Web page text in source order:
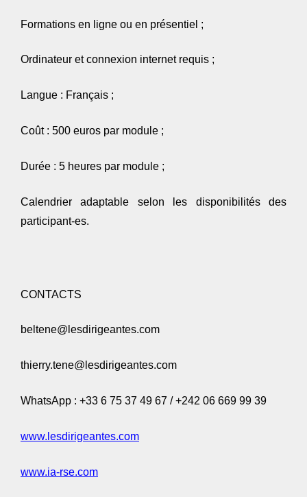
Formations en ligne ou en présentiel ;
Ordinateur et connexion internet requis ;
Langue : Français ;
Coût : 500 euros par module ;
Durée : 5 heures par module ;
Calendrier adaptable selon les disponibilités des
participant-es.
CONTACTS
beltene@lesdirigeantes.com
thierry.tene@lesdirigeantes.com
WhatsApp : +33 6 75 37 49 67 / +242 06 669 99 39
www.lesdirigeantes.com
www.ia-rse.com